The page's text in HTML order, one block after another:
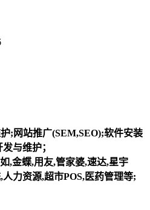
;网站推广(SEM,SEO);软件安装
与维护；
,金蝶,用友,管家婆,速达,星宇
力资源,超市POS,医药管理等;